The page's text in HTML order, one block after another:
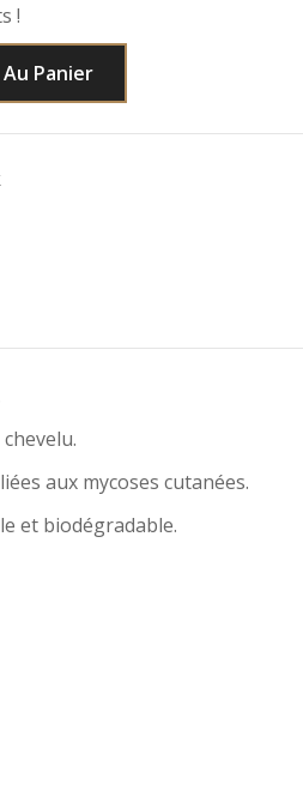
!
Panier
aux mycoses cutanées.
et biodégradable.